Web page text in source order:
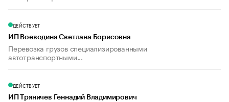
ДЕЙСТВУЕТ
ИП Воеводина Светлана Борисовна
Перевозка грузов специализированными
автотранспортными...
ДЕЙСТВУЕТ
ИП Тряничев Геннадий Владимирович